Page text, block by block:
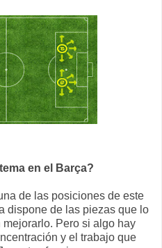
en el Barça?
de las posiciones de este
dispone de las piezas que lo
Pero si algo hay
y el trabajo que